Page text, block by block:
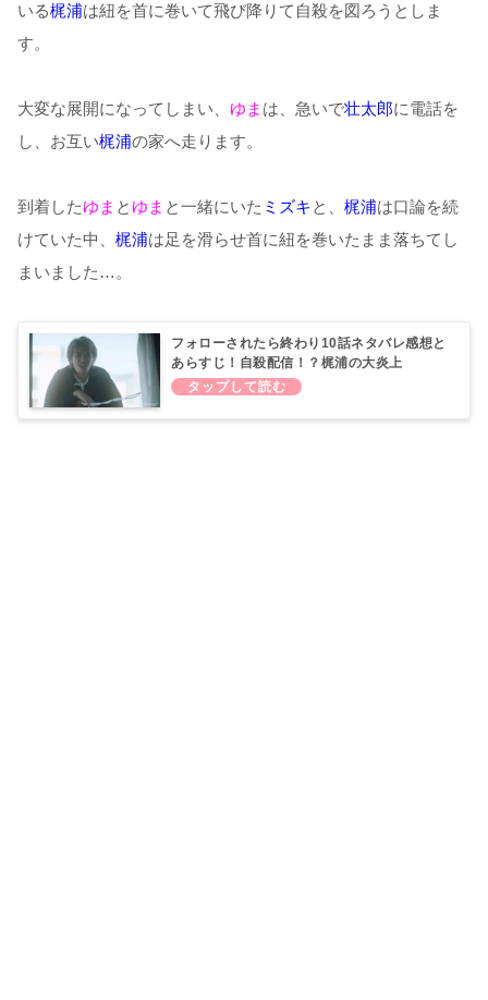
いる梶浦は紐を首に巻いて飛び降りて自殺を図ろうとしま
す。
大変な展開になってしまい、 ゆま は、急いで壮太郎に電話を
し、お互い梶浦の家へ走ります。
到着したゆま と ゆま と一緒にいた ミズキと、 梶浦は口論を続
けていた中、 梶浦は足を滑らせ首に紐を巻いたまま落ちてし
まいました … 。
フォローされたら終わり10話ネタバレ感想と
あらすじ！自殺配信！？梶浦の大炎上